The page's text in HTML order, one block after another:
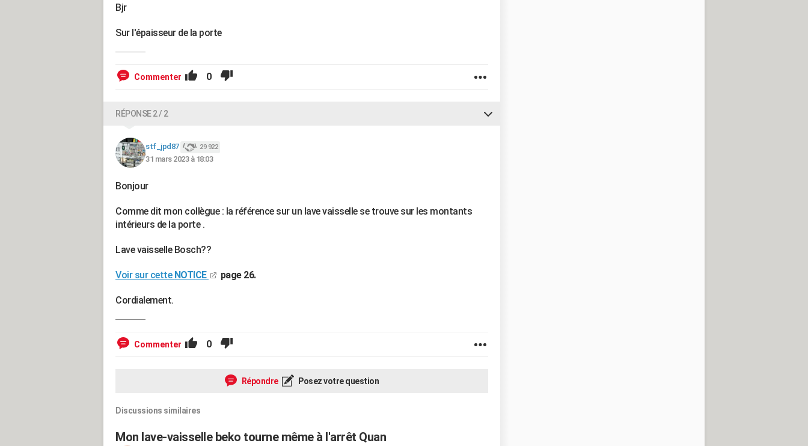
Bjr
Sur l'épaisseur de la porte
Commenter 0
RÉPONSE 2 / 2
stf_jpd87 29 922
31 mars 2023 à 18:03
Bonjour
Comme dit mon collègue : la référence sur un lave vaisselle se trouve sur les montants
intérieurs de la porte .
Lave vaisselle Bosch??
Voir sur cette NOTICE page 26.
Cordialement.
Commenter 0
Répondre Posez votre question
Discussions similaires
Mon lave-vaisselle beko tourne même à l'arrêt Quan